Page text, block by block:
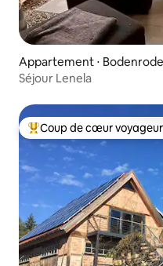
Appartement ⋅
Séjour Lenela
Coups de cœur voyageurs
Coup de cœur